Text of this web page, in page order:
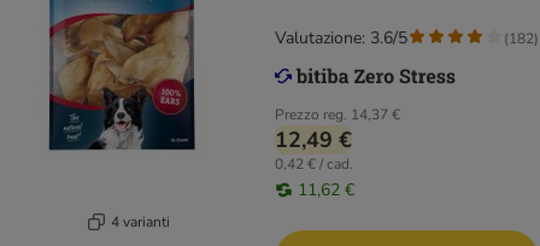
4 varianti
Prezzo reg. 14,37 €
12,49 €
0,42 € / cad.
11,62 €
Valutazione: 3.6/5 (182)